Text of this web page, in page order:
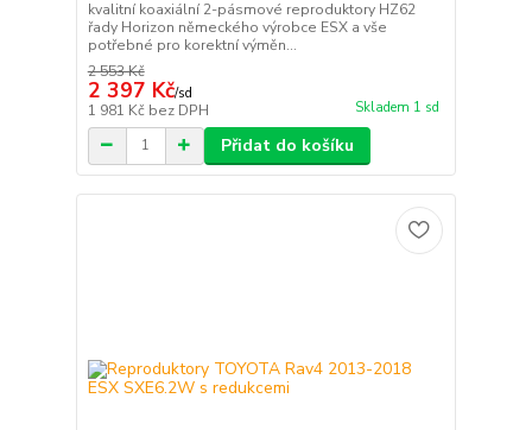
kvalitní koaxiální 2-pásmové reproduktory HZ62
řady Horizon německého výrobce ESX a vše
potřebné pro korektní výměn...
2 553 Kč
2 397 Kč/sd
1 981 Kč bez DPH Skladem 1 sd
Přidat do košíku